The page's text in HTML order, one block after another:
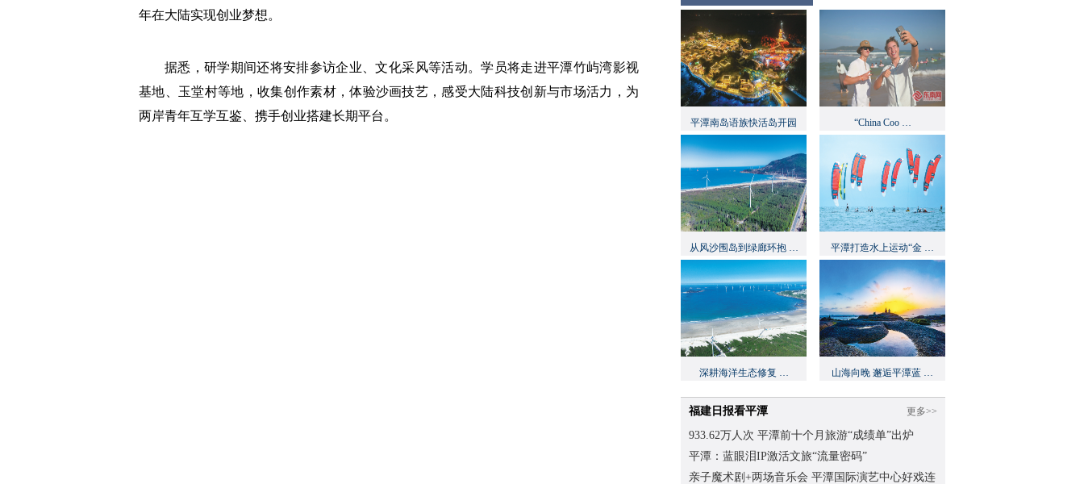
年在大陆实现创业梦想。
据悉，研学期间还将安排参访企业、文化采风等活动。学员将走进平潭竹屿湾影视
基地、玉堂村等地，收集创作素材，体验沙画技艺，感受大陆科技创新与市场活力，为
两岸青年互学互鉴、携手创业搭建长期平台。
平潭南岛语族快活岛开园 “China Coo …
从风沙围岛到绿廊环抱 … 平潭打造水上运动“金 …
深耕海洋生态修复 … 山海向晚 邂逅平潭蓝 …
更多>>
福建日报看平潭
933.62万人次 平潭前十个月旅游“成绩单”出炉
平潭：蓝眼泪IP激活文旅“流量密码”
亲子魔术剧+两场音乐会 平潭国际演艺中心好戏连